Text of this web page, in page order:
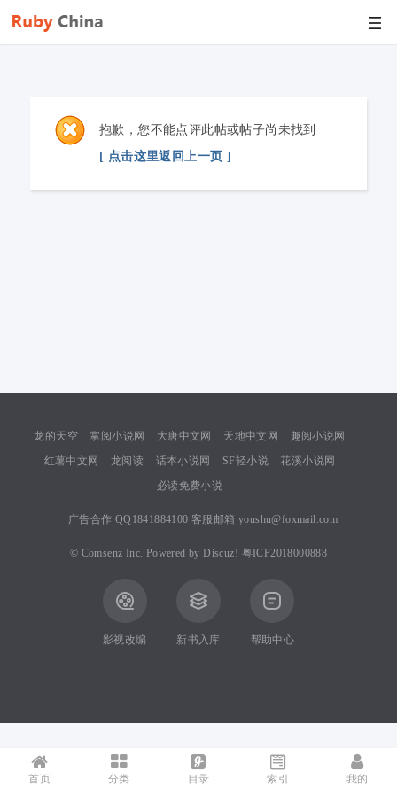
抱歉，您不能点评此帖或帖子尚未找到
[ 点击这里返回上一页 ]
首页 分类 目录 索引 我的
龙的天空 掌阅小说网 大唐中文网 天地中文网
趣阅小说网
红薯中文网
龙阅读 话本小说网 SF轻小说
花溪小说网
必读免费小说
广告合作 QQ1841884100 客服邮箱 youshu@foxmail.com
© Comsenz Inc. Powered byDiscuz! 粤ICP2018000888
影视改编 新书入库 帮助中心